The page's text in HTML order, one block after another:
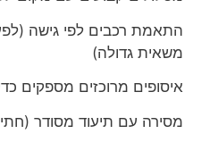
התאמת רכבים לפי גישה
משאית גדולה)
איסופים מרוכזים מספקים
מסירה עם תיעוד מסודר